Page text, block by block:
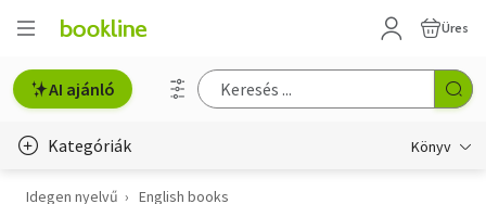
Üres
AI ajánló
Kategóriák Könyv
Életmód, egészség
Idegen nyelvű
English books